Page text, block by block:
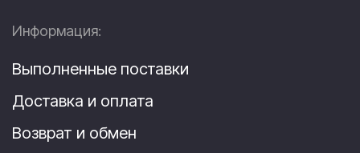
Информация:
Выполненные поставки
Доставка и оплата
Возврат и обмен